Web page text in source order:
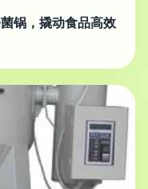
锅，撬动食品高效